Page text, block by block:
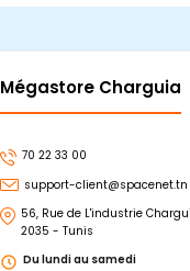
Mégastore Charguia
70 22 33 00
support-client@spacenet.tn
56, Rue de L'industrie
2035 - Tunis
Du lundi au samedi